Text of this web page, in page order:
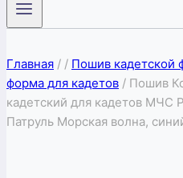
Главная / / Пошив кадетской
форма для кадетов / Пошив
кадетский для кадетов МЧС
Патруль Морская волна,